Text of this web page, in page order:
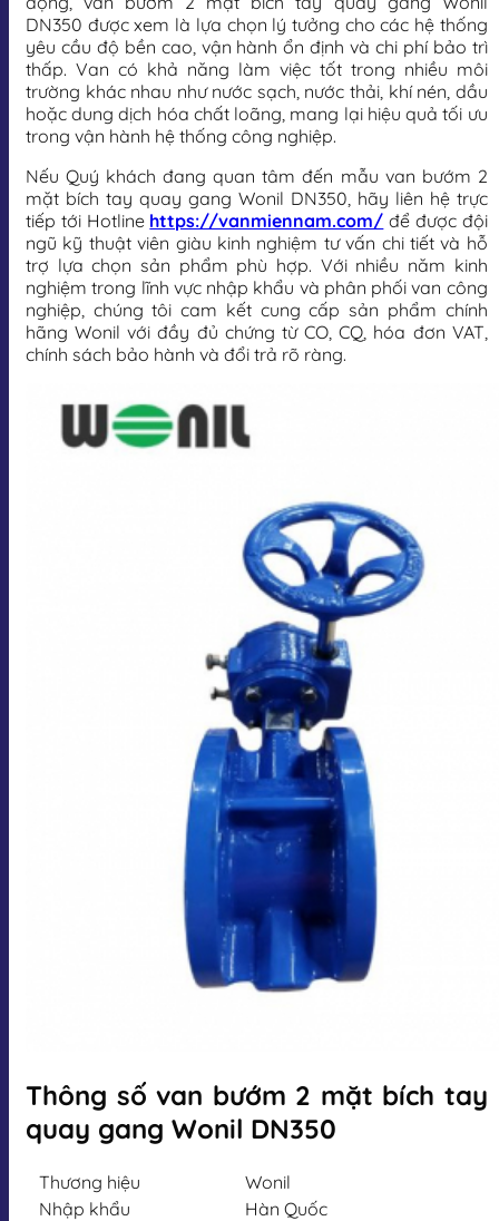
DN350 được xem là lựa chọn lý tưởng cho các hệ thống
yêu cầu độ bền cao, vận hành ổn định và chi phí bảo trì
thấp. Van có khả năng làm việc tốt trong nhiều môi
trường khác nhau như nước sạch, nước thải, khí nén, dầu
hoặc dung dịch hóa chất loãng, mang lại hiệu quả tối ưu
trong vận hành hệ thống công nghiệp.
Nếu Quý khách đang quan tâm đến mẫu van bướm 2
mặt bích tay quay gang Wonil DN350, hãy liên hệ trực
tiếp tới Hotline https://vanmiennam.com/ để được đội
ngũ kỹ thuật viên giàu kinh nghiệm tư vấn chi tiết và hỗ
trợ lựa chọn sản phẩm phù hợp. Với nhiều năm kinh
nghiệm trong lĩnh vực nhập khẩu và phân phối van công
nghiệp, chúng tôi cam kết cung cấp sản phẩm chính
hãng Wonil với đầy đủ chứng từ CO, CQ, hóa đơn VAT,
chính sách bảo hành và đổi trả rõ ràng.
Thông số van bướm 2 mặt bích tay
quay gang Wonil DN350
Thương hiệu
Wonil
Nhập khẩu
Hàn Quốc